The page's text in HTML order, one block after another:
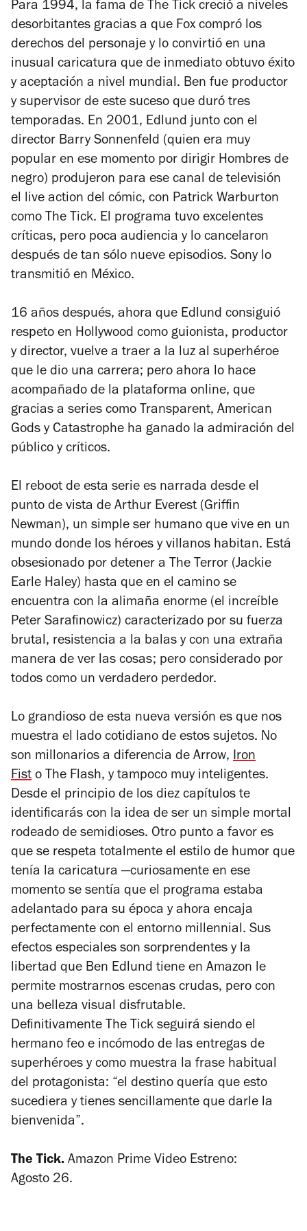
Para 1994, la fama de The Tick creció a niveles
desorbitantes gracias a que Fox compró los
derechos del personaje y lo convirtió en una
inusual caricatura que de inmediato obtuvo éxito
y aceptación a nivel mundial. Ben fue productor
y supervisor de este suceso que duró tres
temporadas. En 2001, Edlund junto con el
director Barry Sonnenfeld (quien era muy
popular en ese momento por dirigir Hombres de
negro) produjeron para ese canal de televisión
el live action del cómic, con Patrick Warburton
como The Tick. El programa tuvo excelentes
críticas, pero poca audiencia y lo cancelaron
después de tan sólo nueve episodios. Sony lo
transmitió en México.
16 años después, ahora que Edlund consiguió
respeto en Hollywood como guionista, productor
y director, vuelve a traer a la luz al superhéroe
que le dio una carrera; pero ahora lo hace
acompañado de la plataforma online, que
gracias a series como Transparent, American
Gods y Catastrophe ha ganado la admiración del
público y críticos.
El reboot de esta serie es narrada desde el
punto de vista de Arthur Everest (Griffin
Newman), un simple ser humano que vive en un
mundo donde los héroes y villanos habitan. Está
obsesionado por detener a The Terror (Jackie
Earle Haley) hasta que en el camino se
encuentra con la alimaña enorme (el increíble
Peter Sarafinowicz) caracterizado por su fuerza
brutal, resistencia a la balas y con una extraña
manera de ver las cosas; pero considerado por
todos como un verdadero perdedor.
Lo grandioso de esta nueva versión es que nos
muestra el lado cotidiano de estos sujetos. No
son millonarios a diferencia de Arrow, Iron
Fist o The Flash, y tampoco muy inteligentes.
Desde el principio de los diez capítulos te
identificarás con la idea de ser un simple mortal
rodeado de semidioses. Otro punto a favor es
que se respeta totalmente el estilo de humor que
tenía la caricatura —curiosamente en ese
momento se sentía que el programa estaba
adelantado para su época y ahora encaja
perfectamente con el entorno millennial. Sus
efectos especiales son sorprendentes y la
libertad que Ben Edlund tiene en Amazon le
permite mostrarnos escenas crudas, pero con
una belleza visual disfrutable.
Definitivamente The Tick seguirá siendo el
hermano feo e incómodo de las entregas de
superhéroes y como muestra la frase habitual
del protagonista: “el destino quería que esto
sucediera y tienes sencillamente que darle la
bienvenida”.
The Tick. Amazon Prime Video Estreno:
Agosto 26.